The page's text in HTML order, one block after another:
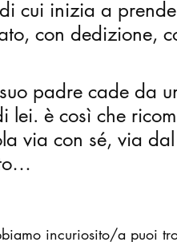
cui inizia a
con dedizione,
padre cade da
lei. è così che
via con sé, via
incuriosito/a puoi